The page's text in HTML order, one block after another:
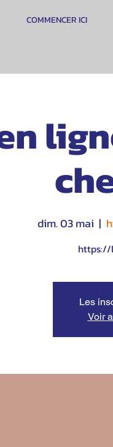
COMMENCER ICI
dim. 03 mai
  |
https://
Les
Voir